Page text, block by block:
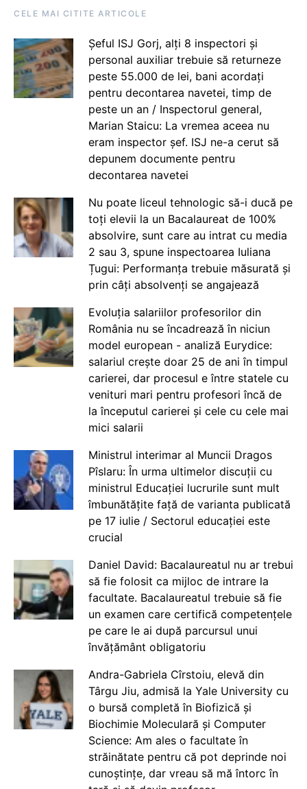
CELE MAI CITITE ARTICOLE
Șeful ISJ Gorj, alți 8 inspectori și
personal auxiliar trebuie să returneze
peste 55.000 de lei, bani acordați
pentru decontarea navetei, timp de
peste un an / Inspectorul general,
Marian Staicu: La vremea aceea nu
eram inspector șef. ISJ ne-a cerut să
depunem documente pentru
decontarea navetei
Nu poate liceul tehnologic să-i ducă pe
toți elevii la un Bacalaureat de 100%
absolvire, sunt care au intrat cu media
2 sau 3, spune inspectoarea Iuliana
Țugui: Performanța trebuie măsurată și
prin câți absolvenți se angajează
Evoluția salariilor profesorilor din
România nu se încadrează în niciun
model european - analiză Eurydice:
salariul crește doar 25 de ani în timpul
carierei, dar procesul e între statele cu
venituri mari pentru profesori încă de
la începutul carierei și cele cu cele mai
mici salarii
Ministrul interimar al Muncii Dragos
Pîslaru: În urma ultimelor discuții cu
ministrul Educației lucrurile sunt mult
îmbunătățite față de varianta publicată
pe 17 iulie / Sectorul educației este
crucial
Daniel David: Bacalaureatul nu ar trebui
să fie folosit ca mijloc de intrare la
facultate. Bacalaureatul trebuie să fie
un examen care certifică competențele
pe care le ai după parcursul unui
învățământ obligatoriu
Andra-Gabriela Cîrstoiu, elevă din
Târgu Jiu, admisă la Yale University cu
o bursă completă în Biofizică și
Biochimie Moleculară și Computer
Science: Am ales o facultate în
străinătate pentru că pot deprinde noi
cunoștințe, dar vreau să mă întorc în